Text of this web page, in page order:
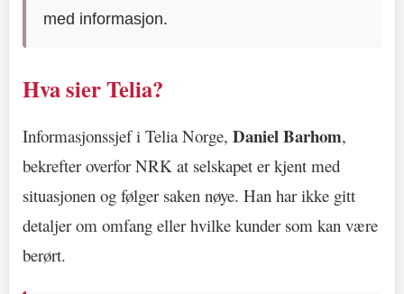
med informasjon.
Hva sier Telia?
Informasjonssjef i Telia Norge, Daniel Barhom,
bekrefter overfor NRK at selskapet er kjent med
situasjonen og følger saken nøye. Han har ikke gitt
detaljer om omfang eller hvilke kunder som kan være
berørt.